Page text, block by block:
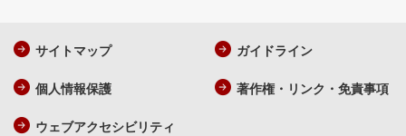
サイトマップ ガイドライン
個人情報保護 著作権・リンク・免責事項
ウェブアクセシビリティ